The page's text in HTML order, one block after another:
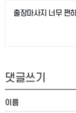
출장마사지 너무 편
댓글쓰기
이름